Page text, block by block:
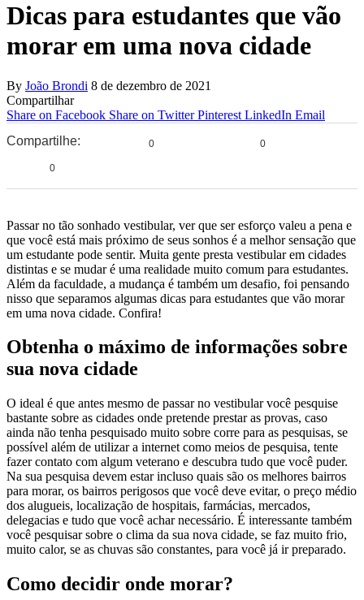
Dicas para estudantes que vão
morar em uma nova cidade
By João Brondi 8 de dezembro de 2021
Compartilhar
Share on Facebook Share on Twitter Pinterest LinkedIn Email
Compartilhe:
0 0
0
Passar no tão sonhado vestibular, ver que ser esforço valeu a pena e
que você está mais próximo de seus sonhos é a melhor sensação que
um estudante pode sentir. Muita gente presta vestibular em cidades
distintas e se mudar é uma realidade muito comum para estudantes.
Além da faculdade, a mudança é também um desafio, foi pensando
nisso que separamos algumas dicas para estudantes que vão morar
em uma nova cidade. Confira!
Obtenha o máximo de informações sobre
sua nova cidade
O ideal é que antes mesmo de passar no vestibular você pesquise
bastante sobre as cidades onde pretende prestar as provas, caso
ainda não tenha pesquisado muito sobre corre para as pesquisas, se
possível além de utilizar a internet como meios de pesquisa, tente
fazer contato com algum veterano e descubra tudo que você puder.
Na sua pesquisa devem estar incluso quais são os melhores bairros
para morar, os bairros perigosos que você deve evitar, o preço médio
dos alugueis, localização de hospitais, farmácias, mercados,
delegacias e tudo que você achar necessário. É interessante também
você pesquisar sobre o clima da sua nova cidade, se faz muito frio,
muito calor, se as chuvas são constantes, para você já ir preparado.
Como decidir onde morar?